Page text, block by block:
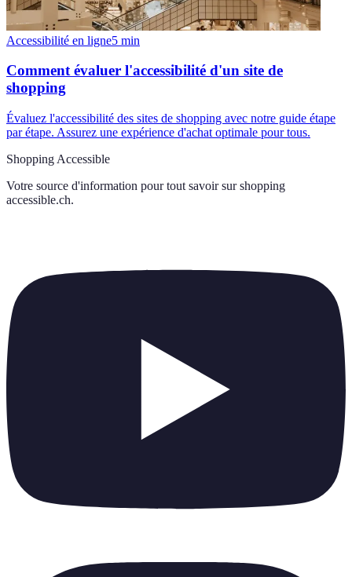
Accessibilité en ligne5 min
Comment évaluer l'accessibilité d'un site de
shopping
Évaluez l'accessibilité des sites de shopping avec notre guide étape
par étape. Assurez une expérience d'achat optimale pour tous.
Shopping Accessible
Votre source d'information pour tout savoir sur shopping
accessible.ch.